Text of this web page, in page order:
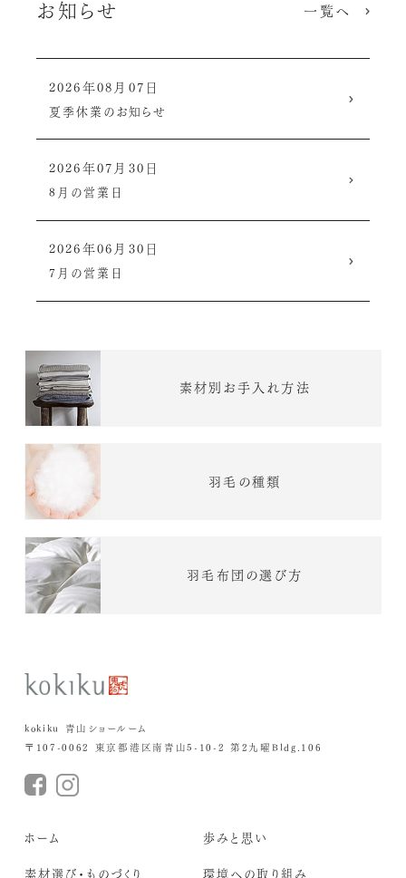
お知らせ 一覧へ
2026年08月07日
夏季休業のお知らせ
2026年07月30日
8月の営業日
2026年06月30日
7月の営業日
素材別お手入れ方法
羽毛の種類
羽毛布団の選び方
kokiku 青山ショールーム
〒107-0062 東京都港区南青山5-10-2 第2九曜Bldg.106
ホーム 歩みと思い
素材選び・ものづくり 環境への取り組み